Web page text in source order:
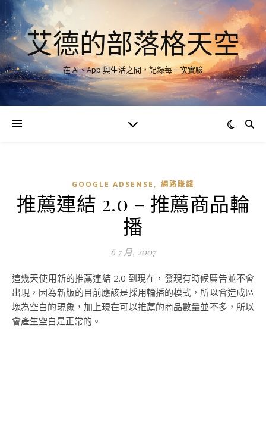
艾德的部落格天空
在 AI、App 與生活之間，記錄每一次實驗
GOOGLE ADSENSE , 網路賺錢
推薦連結 2.0 – 推薦商品輪
播
6 7 月, 2007
這幾天使用新的推薦連結 2.0 到現在，發現有時候廣告並不會
出現，因為新版的目前應該是採用輪播的模式，所以會造成區
塊為空白的現象，加上現在可以推薦的商品數量並不多，所以
會產生空白是正常的。